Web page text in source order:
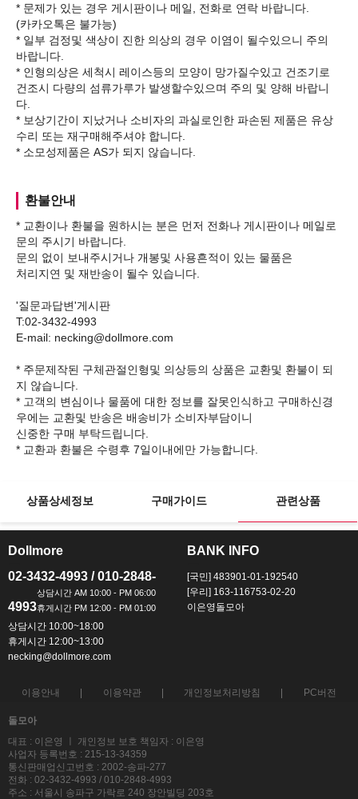
* 문제가 있는 경우 게시판이나 메일, 전화로 연락 바랍니다.
(카카오톡은 불가능)
* 일부 검정및 색상이 진한 의상의 경우 이염이 될수있으니 주의
바랍니다.
* 인형의상은 세척시 레이스등의 모양이 망가질수있고 건조기로
건조시 다량의 섬류가루가 발생할수있으며 주의 및 양해 바랍니
다.
* 보상기간이 지났거나 소비자의 과실로인한 파손된 제품은 유상
수리 또는 재구매해주셔야 합니다.
환불안내
* 교환이나 환불을 원하시는 분은 먼저 전화나 게시판이나 메일로
문의 주시기 바랍니다.
문의 없이 보내주시거나 개봉및 사용흔적이 있는 물품은
처리지연 및 재반송이 될수 있습니다.
'질문과답변'게시판
T:02-3432-4993
E-mail: necking@dollmore.com
* 주문제작된 구체관절인형및 의상등의 상품은 교환및 환불이 되
지 않습니다.
* 고객의 변심이나 물품에 대한 정보를 잘못인식하고 구매하신경
우에는 교환및 반송은 배송비가 소비자부담이니
신중한 구매 부탁드립니다.
상품상세정보 구매가이드 관련상품
Dollmore
02-3432-4993 / 010-2848-
4993
상담시간 10:00~18:00
휴게시간 12:00~13:00
necking@dollmore.com
BANK INFO
[국민] 483901-01-192540
[우리] 163-116753-02-20
이은영돌모아
이용안내 이용약관 개인정보처리방침 PC버전
돌모아
대표 : 이은영 ㅣ 개인정보 보호 책임자 : 이은영
사업자 등록번호 : 215-13-34359
통신판매업신고번호 : 2002-송파-277
전화 : 02-3432-4993 / 010-2848-4993
주소 : 서울시 송파구 가락로 240 장안빌딩 203호